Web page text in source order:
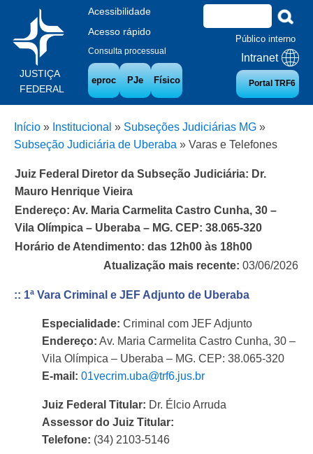
JUSTIÇA
FEDERAL
Acessibilidade
Acesso rápido
Consulta processual
eproc PJe Físico
Público interno
Intranet
Portal TRF6
Início » Institucional » Subseções Judiciárias MG »
Subseção Judiciária de Uberaba » Varas e Telefones
Juiz Federal Diretor da Subseção Judiciária: Dr.
Mauro Henrique Vieira
Endereço: Av. Maria Carmelita Castro Cunha, 30 –
Vila Olímpica – Uberaba – MG. CEP: 38.065-320
Horário de Atendimento: das 12h00 às 18h00
Atualização mais recente: 03/06/2026
:: 1ª Vara Criminal e JEF Adjunto de Uberaba
Especialidade: Criminal com JEF Adjunto
Endereço: Av. Maria Carmelita Castro Cunha, 30 –
Vila Olímpica – Uberaba – MG. CEP: 38.065-320
E-mail: 01vecrim.uba@trf6.jus.br
Juiz Federal Titular: Dr. Élcio Arruda
Assessor do Juiz Titular:
Telefone: (34) 2103-5146